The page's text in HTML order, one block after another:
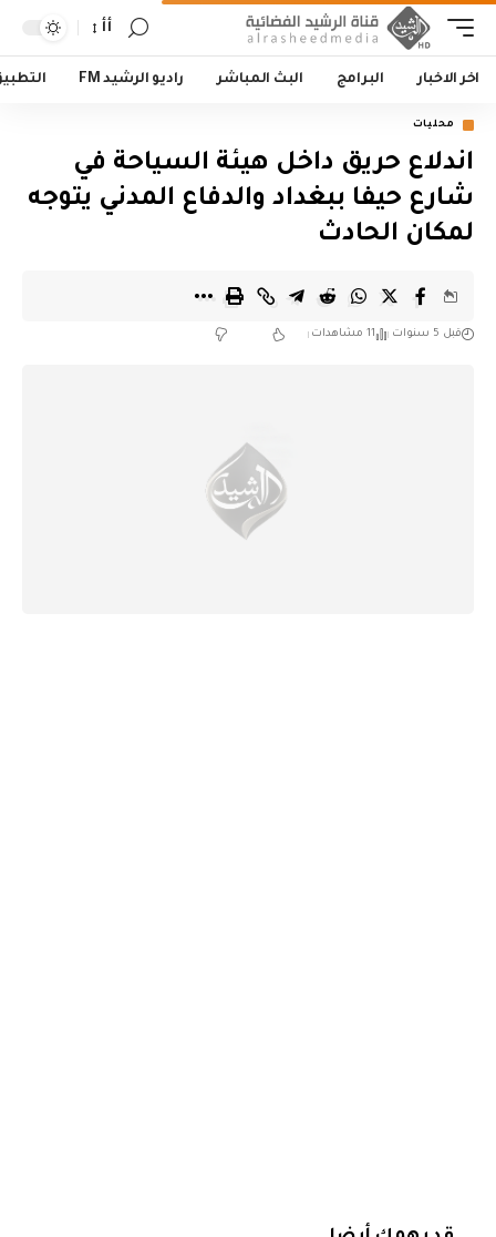
أأ
اخر الاخبار البرامج البث المباشر راديو الرشيد FM
محليات
اندلاع حريق داخل هيئة السياحة في
شارع حيفا ببغداد والدفاع المدني يتوجه
لمكان الحادث
قبل 5 سنوات 11 مشاهدات